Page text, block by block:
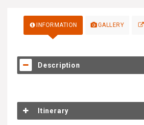
INFORMATION GALLERY
Description
Itinerary